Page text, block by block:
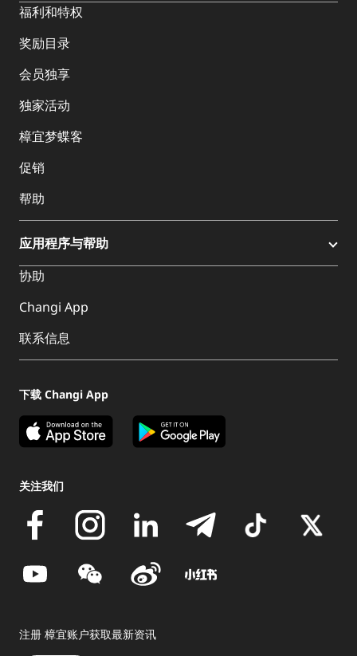
福利和特权
奖励目录
会员独享
独家活动
樟宜梦蝶客
促销
帮助
应用程序与帮助
协助
Changi App
联系信息
下载 Changi App
关注我们
注册 樟宜账户获取最新资讯